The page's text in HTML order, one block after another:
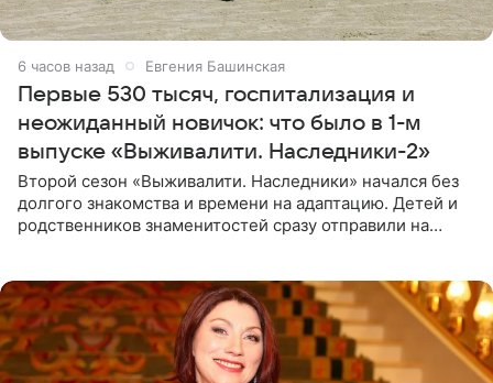
6 часов назад Евгения Башинская
Первые 530 тысяч, госпитализация и
неожиданный новичок: что было в 1-м
выпуске «Выживалити. Наследники-2»
Второй сезон «Выживалити. Наследники» начался без
долгого знакомства и времени на адаптацию. Детей и
родственников знаменитостей сразу отправили на